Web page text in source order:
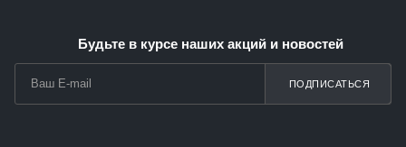
Будьте в курсе наших акций и новостей
ПОДПИСАТЬСЯ